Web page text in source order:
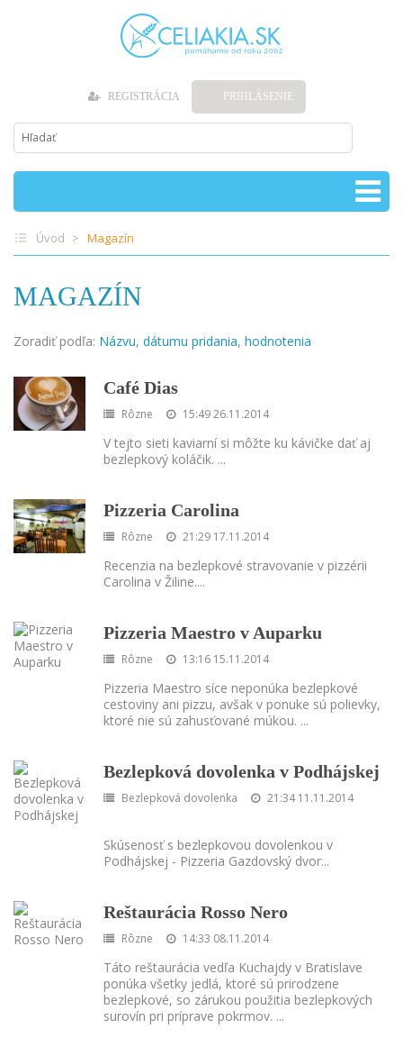
REGISTRÁCIA PRIHLÁSENIE
Úvod Magazín
MAGAZÍN
Zoradiť podľa: Názvu, dátumu pridania, hodnotenia
Café Dias
Rôzne 15:49 26.11.2014
V tejto sieti kaviarní si môžte ku kávičke dať aj
bezlepkový koláčik. ...
Pizzeria Carolina
Rôzne 21:29 17.11.2014
Recenzia na bezlepkové stravovanie v pizzérii
Carolina v Žiline....
Pizzeria Maestro v Auparku
Rôzne 13:16 15.11.2014
Pizzeria Maestro síce neponúka bezlepkové
cestoviny ani pizzu, avšak v ponuke sú polievky,
ktoré nie sú zahusťované múkou. ...
Bezlepková dovolenka v Podhájskej
Bezlepková dovolenka 21:34 11.11.2014
Skúsenosť s bezlepkovou dovolenkou v
Podhájskej - Pizzeria Gazdovský dvor...
Reštaurácia Rosso Nero
Rôzne 14:33 08.11.2014
Táto reštaurácia vedľa Kuchajdy v Bratislave
ponúka všetky jedlá, ktoré sú prirodzene
bezlepkové, so zárukou použitia bezlepkových
surovín pri príprave pokrmov. ...